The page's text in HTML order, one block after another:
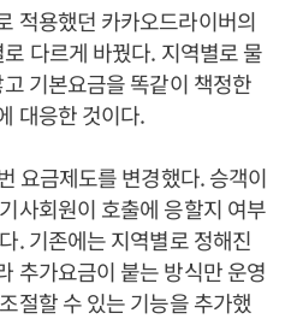
적용했던 카카오드라이버의
다르게 바꿨다. 지역별로 물
기본요금을 똑같이 책정한
대응한 것이다.
요금제도를 변경했다. 승객이
사회원이 호출에 응할지 여부
. 기존에는 지역별로 정해진
추가요금이 붙는 방식만 운영
절할 수 있는 기능을 추가했